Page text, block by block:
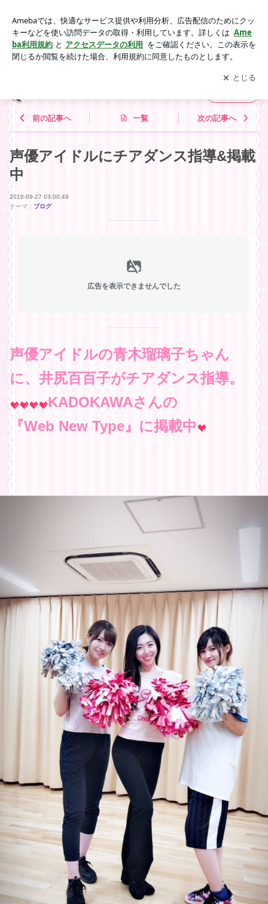
アダンススクール
アプリをダウンロードして ブログの更新通知
を受け取りまし
ょう。
開く
前の記事へ 一覧 次の記事へ
声優アイドルにチアダンス指導&掲載
中
2018-09-27 03:00:49
テーマ： ブログ
広告を表示できませんでした
声優アイドルの青木瑠璃子ちゃん
に、井尻百百子がチアダンス指導。
KADOKAWAさんの
『Web New Type』に掲載中